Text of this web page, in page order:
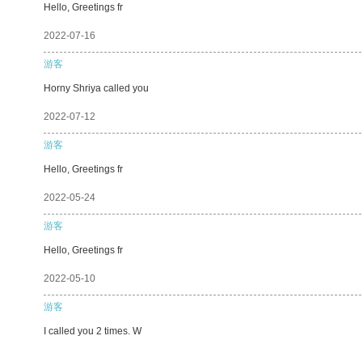
Hello, Greetings fr
2022-07-16
游客
Horny Shriya called you
2022-07-12
游客
Hello, Greetings fr
2022-05-24
游客
Hello, Greetings fr
2022-05-10
游客
I called you 2 times. W